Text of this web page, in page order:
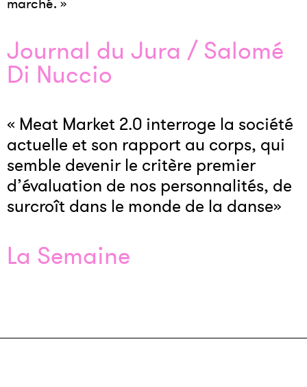
Journal du Jura / Salomé
Di Nuccio
« Meat Market 2.0 interroge la société
actuelle et son rapport au corps, qui
semble devenir le critère premier
d’évaluation de nos personnalités, de
surcroît dans le monde de la danse»
La Semaine